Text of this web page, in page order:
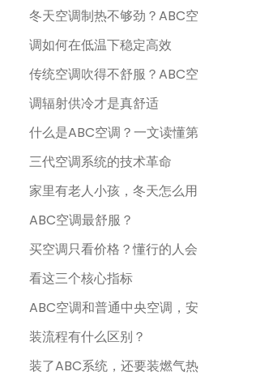
冬天空调制热不够劲？ABC空
调如何在低温下稳定高效
传统空调吹得不舒服？ABC空
调辐射供冷才是真舒适
什么是ABC空调？一文读懂第
三代空调系统的技术革命
家里有老人小孩，冬天怎么用
ABC空调最舒服？
买空调只看价格？懂行的人会
看这三个核心指标
ABC空调和普通中央空调，安
装流程有什么区别？
装了ABC系统，还要装燃气热